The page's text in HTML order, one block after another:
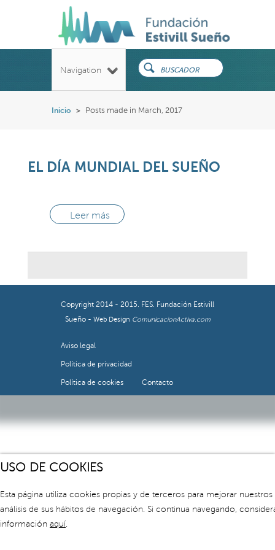
Navigation
Inicio > Posts made in March, 2017
EL DÍA MUNDIAL DEL SUEÑO
Leer más
Copyright 2014 - 2015. FES. Fundación Estivill
Sueño - Web Design ComunicacionActiva.com
Aviso legal
Política de privacidad
Política de cookies Contacto
USO DE COOKIES
Esta página utiliza cookies propias y de terceros para mejorar
análisis de sus hábitos de navegación. Si continua navegando,
información aquí.